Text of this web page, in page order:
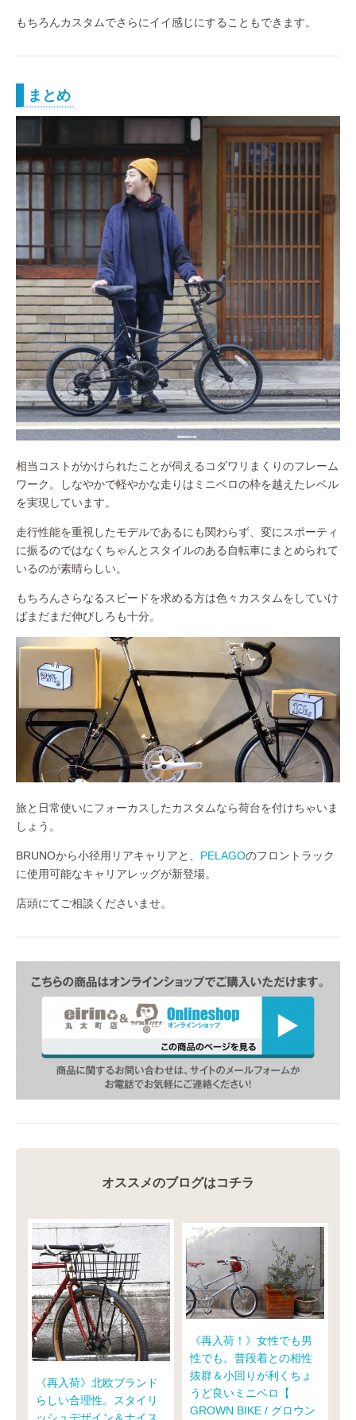
もちろんカスタムでさらにイイ感じにすることもできます。
まとめ
相当コストがかけられたことが伺えるコダワリまくりのフレーム
ワーク。しなやかで軽やかな走りはミニベロの枠を越えたレベル
を実現しています。
走行性能を重視したモデルであるにも関わらず、変にスポーティ
に振るのではなくちゃんとスタイルのある自転車にまとめられて
いるのが素晴らしい。
もちろんさらなるスピードを求める方は色々カスタムをしていけ
ばまだまだ伸びしろも十分。
旅と日常使いにフォーカスしたカスタムなら荷台を付けちゃいま
しょう。
BRUNOから小径用リアキャリアと、 PELAGOのフロントラック
に使用可能なキャリアレッグが新登場。
店頭にてご相談くださいませ。
オススメのブログはコチラ
《再入荷》北欧ブランド
らしい合理性。スタイリ
《再入荷！》女性でも男
性でも。普段着との相性
抜群＆小回りが利くちょ
うど良いミニベロ【
GROWN BIKE / グロウン